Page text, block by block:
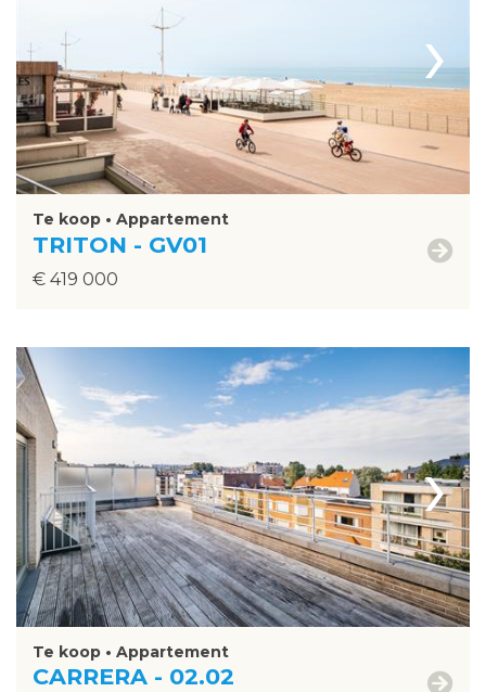
›
Te koop • Appartement
TRITON - GV01
€ 419 000
›
Te koop • Appartement
CARRERA - 02.02